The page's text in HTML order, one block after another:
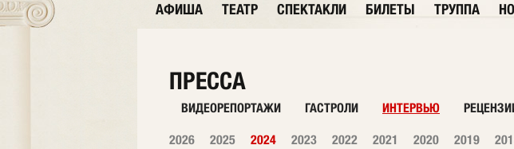
АФИША ТЕАТР СПЕКТАКЛИ БИЛЕТЫ ТРУППА
ПРЕССА
ВИДЕОРЕПОРТАЖИ ГАСТРОЛИ ИНТЕРВЬЮ
2026 2025 2024 2023 2022 2021 2020 2019